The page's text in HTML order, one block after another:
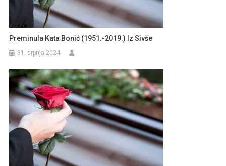
Preminula Kata Bonić (1951.-2019.) Iz Sivše
31. srpnja 2024.